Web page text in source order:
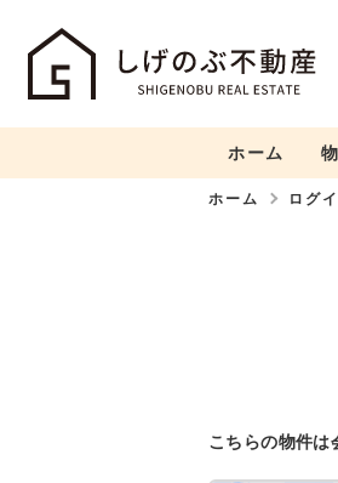
ホーム
ホーム ログ
こちらの物件は